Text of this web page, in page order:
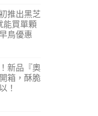
推出黑芝
能買單顆
鳥優惠
新品『奧
箱，酥脆
！